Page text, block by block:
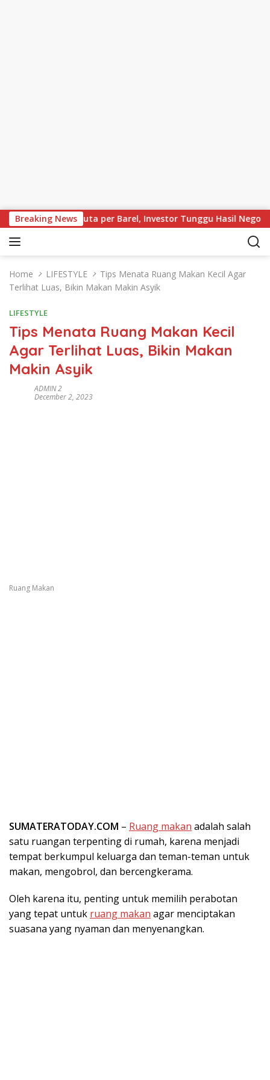
Breaking News
Rp1,42 Juta per Barel, Investor Tunggu Hasil Negosiasi
Home LIFESTYLE
Tips Menata Ruang Makan Kecil Agar
Terlihat Luas, Bikin Makan Makin Asyik
LIFESTYLE
Tips Menata Ruang Makan Kecil
Agar Terlihat Luas, Bikin Makan
Makin Asyik
ADMIN 2
December 2, 2023
Ruang Makan
SUMATERATODAY.COM – Ruang makan adalah salah
satu ruangan terpenting di rumah, karena menjadi
tempat berkumpul keluarga dan teman-teman untuk
makan, mengobrol, dan bercengkerama.
Oleh karena itu, penting untuk memilih perabotan
yang tepat untuk ruang makan agar menciptakan
suasana yang nyaman dan menyenangkan.